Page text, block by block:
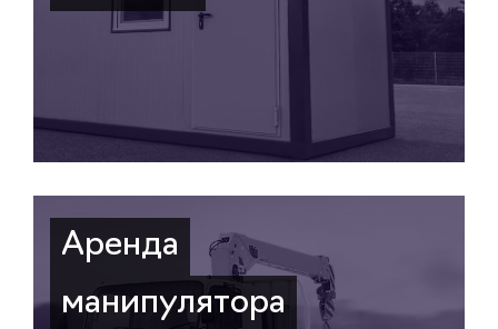
Аренда
манипулятора